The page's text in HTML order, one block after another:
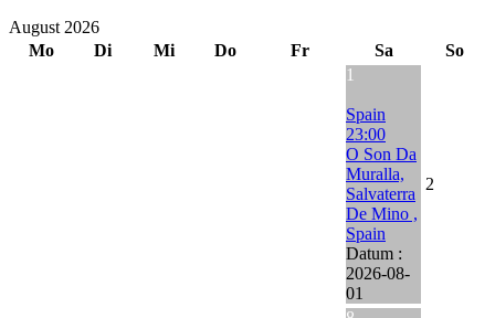
August 2026
Mo
Di Mi Do Fr Sa
So
1
Spain
23:00
O Son Da
Muralla,
Salvaterra
De Mino ,
Spain
Datum :
2026-08-
01
2